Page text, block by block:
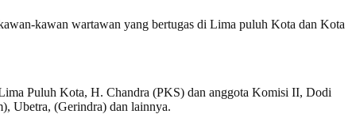
kawan wartawan yang bertugas di Lima puluh Kota dan Kota
Puluh Kota, H. Chandra (PKS) dan anggota Komisi II, Dodi
Ubetra, (Gerindra) dan lainnya.